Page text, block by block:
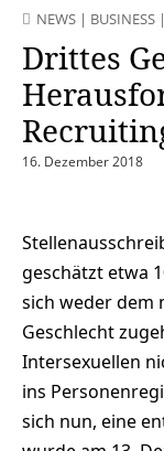
NEWS | BUSINESS |
Drittes
16. Dezember 2018
geschätzt etwa
sich weder dem
Geschlecht
Intersexuellen
ins
sich nun, eine